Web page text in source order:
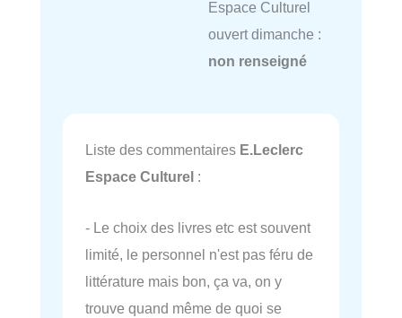
Espace Culturel
ouvert dimanche :
non renseigné
Liste des commentaires E.Leclerc
Espace Culturel :
- Le choix des livres etc est souvent
limité, le personnel n'est pas féru de
littérature mais bon, ça va, on y
trouve quand même de quoi se